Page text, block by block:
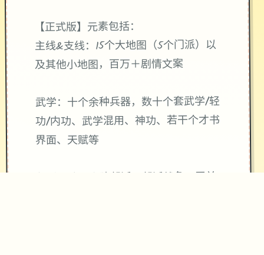
【正式版】元素包括：
主线&支线：15个大地图（5个门派）以
及其他小地图，百万＋剧情文案
武学：十个余种兵器，数十个套武学/轻
功/内功、武学混用、神功、若干个才书
界面、天赋等
帮派玩法：自建帮派、帮派战争、吞并